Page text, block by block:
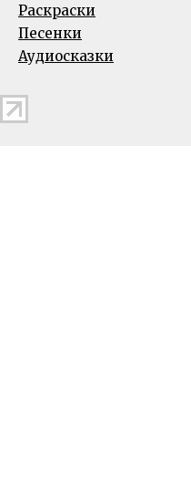
Раскраски
Песенки
Аудиосказки